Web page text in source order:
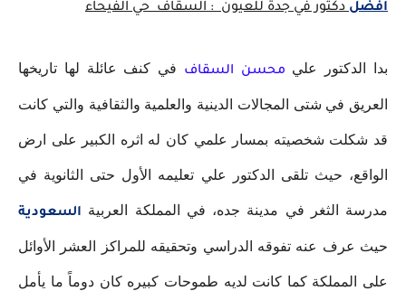
افضلدكتور في جدة للعيون : السقاف حي الفيحاء
بدا الدكتور علي محسن السقاف
في كنف عائلة لها تاريخها
العريق في شتى المجالات الدينية والعلمية والثقافية والتي كانت
قد شكلت شخصيته بمسار علمي كان له اثره الكبير على ارض
الواقع، حيث تلقى الدكتور علي تعليمه الأول حتى الثانوية في
مدرسة الثغر في مدينة جده، في المملكة العربية السعودية
حيث عرف عنه تفوقه الدراسي وتحقيقه للمراكز العشر الأوائل
على المملكة كما كانت لديه طموحات كبيره كان دوماً ما يأمل